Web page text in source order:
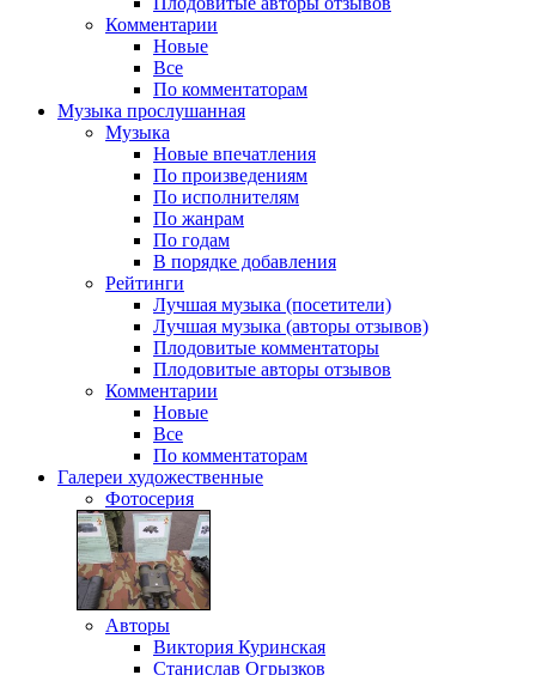
Комментарии
Новые
Все
По комментаторам
Музыка прослушанная
Музыка
Новые впечатления
По произведениям
По исполнителям
По жанрам
По годам
В порядке добавления
Рейтинги
Лучшая музыка (посетители)
Лучшая музыка (авторы отзывов)
Плодовитые комментаторы
Плодовитые авторы отзывов
Комментарии
Новые
Все
По комментаторам
Галереи художественные
Фотосерия
Авторы
Виктория Куринская
Станислав Огрызков